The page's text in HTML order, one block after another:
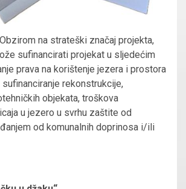
na strateški značaj projekta,
sufinancirati projekat u sljedećim
prava na korištenje jezera i prostora
sufinanciranje rekonstrukcije,
objekata, troškova
u jezero u svrhu zaštite od
od komunalnih doprinosa i/ili